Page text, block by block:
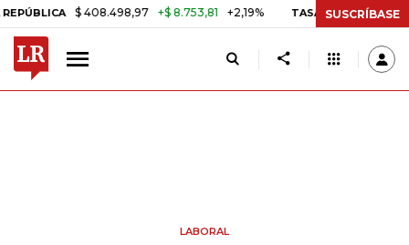
$ 408.498,97 +$ 8.753,81 +2,19% TASA DE USURA CRÉDITO
SUSCRÍBASE
LABORAL